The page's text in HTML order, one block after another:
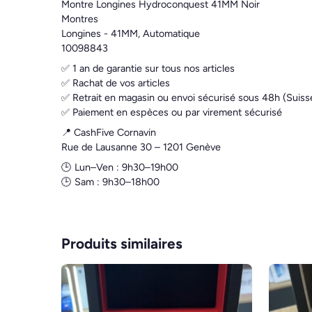
Montre Longines Hydroconquest 41MM Noir
Montres
Longines - 41MM, Automatique
10098843
✅ 1 an de garantie sur tous nos articles
✅ Rachat de vos articles
✅ Retrait en magasin ou envoi sécurisé sous 48h
✅ Paiement en espèces ou par virement sécurisé
📍 CashFive Cornavin
Rue de Lausanne 30 – 1201 Genève
🕒 Lun–Ven : 9h30–19h00
🕒 Sam : 9h30–18h00
Produits similaires